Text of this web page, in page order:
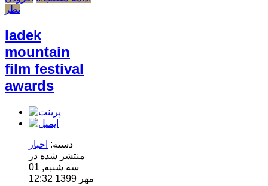
نظر
ladek
mountain
film festival
awards
دسته: اخبار
منتشر شده در
سه شنبه, 01
مهر 1399 12:32